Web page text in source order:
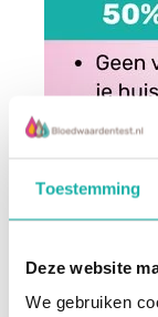
Toestemming
Deze website
We gebruiken